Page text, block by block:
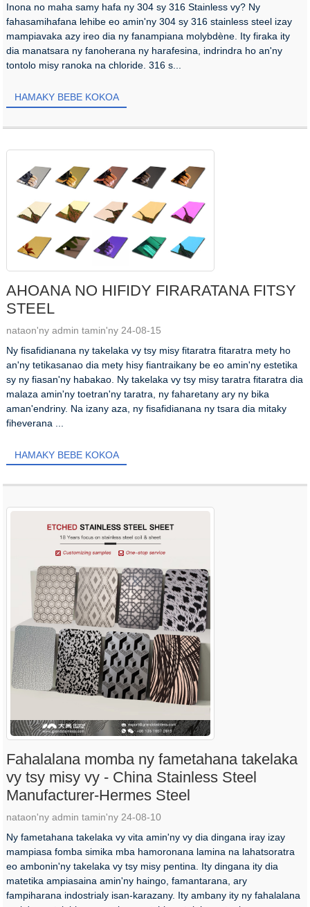
Inona no maha samy hafa ny 304 sy 316 Stainless vy? Ny
fahasamihafana lehibe eo amin'ny 304 sy 316 stainless steel izay
mampiavaka azy ireo dia ny fanampiana molybdène. Ity firaka ity
dia manatsara ny fanoherana ny harafesina, indrindra ho an'ny
tontolo misy ranoka na chloride. 316 s...
HAMAKY BEBE KOKOA
AHOANA NO HIFIDY FIRARATANA FITSY
STEEL
nataon'ny admin tamin'ny 24-08-15
Ny fisafidianana ny takelaka vy tsy misy fitaratra fitaratra mety ho
an'ny tetikasanao dia mety hisy fiantraikany be eo amin'ny estetika
sy ny fiasan'ny habakao. Ny takelaka vy tsy misy taratra fitaratra dia
malaza amin'ny toetran'ny taratra, ny faharetany ary ny bika
aman'endriny. Na izany aza, ny fisafidianana ny tsara dia mitaky
fiheverana ...
HAMAKY BEBE KOKOA
Fahalalana momba ny fametahana takelaka
vy tsy misy vy - China Stainless Steel
Manufacturer-Hermes Steel
nataon'ny admin tamin'ny 24-08-10
Ny fametahana takelaka vy vita amin'ny vy dia dingana iray izay
mampiasa fomba simika mba hamoronana lamina na lahatsoratra
eo ambonin'ny takelaka vy tsy misy pentina. Ity dingana ity dia
matetika ampiasaina amin'ny haingo, famantarana, ary
fampiharana indostrialy isan-karazany. Ity ambany ity ny fahalalana